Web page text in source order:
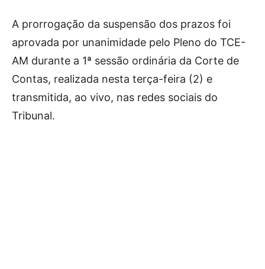
A prorrogação da suspensão dos prazos foi
aprovada por unanimidade pelo Pleno do TCE-
AM durante a 1ª sessão ordinária da Corte de
Contas, realizada nesta terça-feira (2) e
transmitida, ao vivo, nas redes sociais do
Tribunal.